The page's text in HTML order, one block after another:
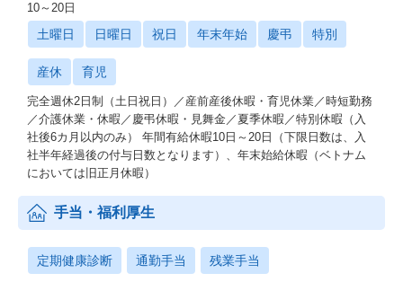
10～20日
土曜日 日曜日 祝日 年末年始 慶弔 特別
産休 育児
完全週休2日制（土日祝日）／産前産後休暇・育児休業／時短勤務
／介護休業・休暇／慶弔休暇・見舞金／夏季休暇／特別休暇（入
社後6カ月以内のみ） 年間有給休暇10日～20日（下限日数は、入
社半年経過後の付与日数となります）、年末始給休暇（ベトナム
においては旧正月休暇）
手当・福利厚生
定期健康診断 通勤手当 残業手当